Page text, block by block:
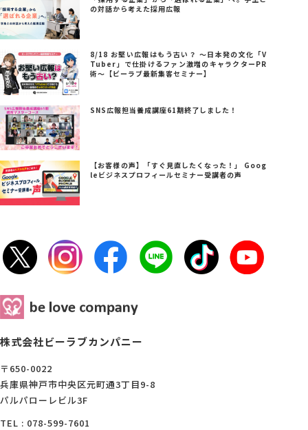
の対話から考えた採用広報
8/18 お堅い広報はもう古い？ ～日本発の文化「V
Tuber」で仕掛けるファン激増のキャラクターPR
術～【ビーラブ最新集客セミナー】
SNS広報担当養成講座61期終了しました！
【お客様の声】「すぐ見直したくなった！」 Goog
leビジネスプロフィールセミナー受講者の声
株式会社ビーラブカンパニー
〒650-0022
兵庫県神戸市中央区元町通3丁目9-8
パルパローレビル3F
TEL : 078-599-7601